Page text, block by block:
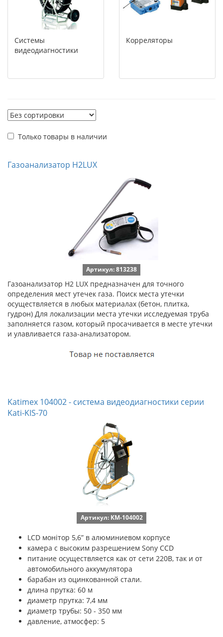
Системы
видеодиагностики
Корреляторы
Только товары в наличии
Газоанализатор H2LUX
Артикул: 813238
Газоанализатор H2 LUX предназначен для точного
определения мест утечек газа. Поиск места утечки
осуществляется в любых материалах (бетон, плитка,
гудрон) Для локализации места утечки исследуемая труба
заполняется газом, который просачивается в месте утечки
и улавливается газа-анализатором.
Katimex 104002 - система видеодиагностики серии
Kati-KIS-70
Артикул: KM-104002
LCD монітор 5,6” в алюминиевом корпусе
камера с высоким разрешением Sony CCD
питание осуществляется как от сети 220В, так и от
автомобильного аккумулятора
барабан из оцинкованной стали.
длина прутка: 60 м
диаметр прутка: 7,4 мм
диаметр трубы: 50 - 350 мм
давление, атмосфер: 5